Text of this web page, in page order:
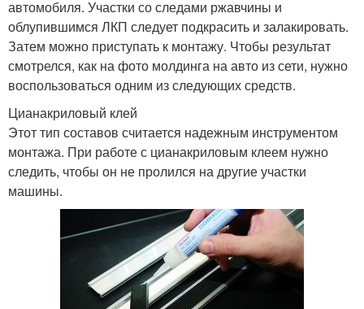
автомобиля. Участки со следами ржавчины и
облупившимся ЛКП следует подкрасить и залакировать.
Затем можно приступать к монтажу. Чтобы результат
смотрелся, как на фото молдинга на авто из сети, нужно
воспользоваться одним из следующих средств.
Цианакриловый клей
Этот тип составов считается надежным инструментом
монтажа. При работе с цианакриловым клеем нужно
следить, чтобы он не пролился на другие участки
машины.